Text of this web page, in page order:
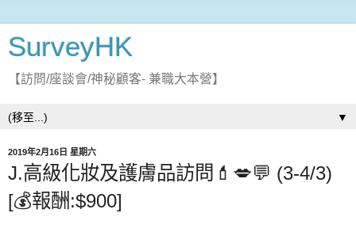
SurveyHK
【訪問/座談會/神秘顧客- 兼職大本營】
▼
2019年2月16日 星期六
J.高級化妝及護膚品訪問💄💋💬 (3-4/3)
[💰報酬:$900]